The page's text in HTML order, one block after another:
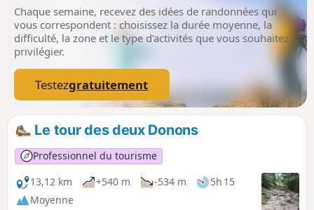
Chaque semaine, recevez des idées de randonnées qui
vous correspondent : choisissez la durée moyenne, la
difficulté, la zone et le type d’activités que vous souhaitez
privilégier.
Testezgratuitement
Le tour des deux Donons
Professionnel du tourisme
13,12 km
+540 m -534 m
5h 15
Moyenne